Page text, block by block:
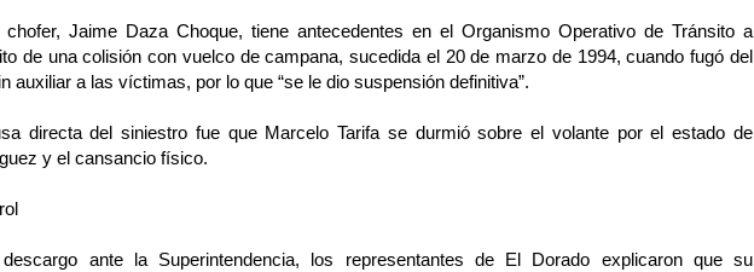
chofer, Jaime Daza Choque, tiene antecedentes en el Organismo Operativo de Tránsito a
de una colisión con vuelco de campana, sucedida el 20 de marzo de 1994, cuando fugó del
auxiliar a las víctimas, por lo que “se le dio suspensión definitiva”.
directa del siniestro fue que Marcelo Tarifa se durmió sobre el volante por el estado de
y el cansancio físico.
ante la Superintendencia, los representantes de El Dorado explicaron que su